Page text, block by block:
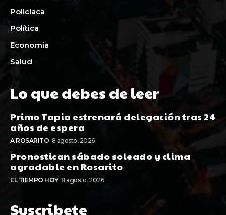
Policiaca
Política
Economía
Salud
Lo que debes de leer
Primo Tapia estrenará delegación tras 24
años de espera
A ROSARITO 8 agosto, 2026
Pronostican sábado soleado y clima
agradable en Rosarito
EL TIEMPO HOY 8 agosto, 2026
Suscribete